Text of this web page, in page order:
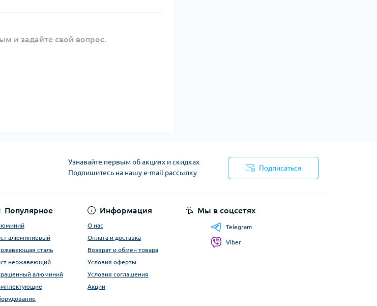
и задайте свой вопрос.
Узнавайте первым об акциях и скидках
Подпишитесь на нашу e-mail рассылку
Подписаться
Популярное
алюминиевый
сталь
нержавеющий
алюминий
Информация
О нас
Оплата и доставка
Возврат и обмен товара
Условия оферты
Условия соглашения
Акции
Мы в соцсетях
Telegram
Viber